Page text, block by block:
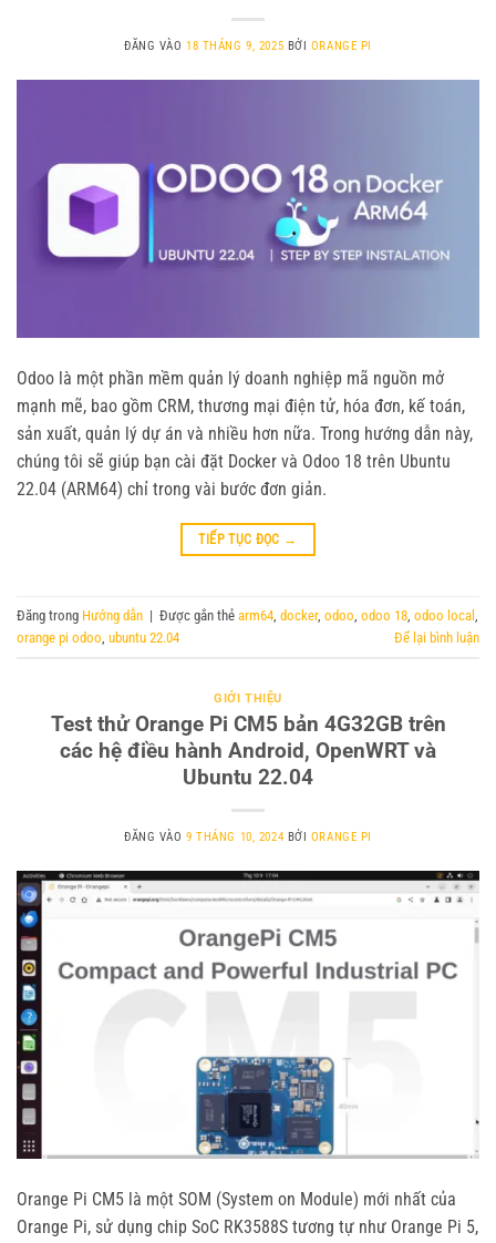
ĐĂNG VÀO18 THÁNG 9, 2025 BỞI ORANGE PI
Odoo là một phần mềm quản lý doanh nghiệp mã nguồn mở
mạnh mẽ, bao gồm CRM, thương mại điện tử, hóa đơn, kế toán,
sản xuất, quản lý dự án và nhiều hơn nữa. Trong hướng dẫn này,
chúng tôi sẽ giúp bạn cài đặt Docker và Odoo 18 trên Ubuntu
22.04 (ARM64) chỉ trong vài bước đơn giản.
TIẾP TỤC ĐỌC →
Đăng trong Hướng dẫn | Được gắn thẻ arm64 docker, odoo odoo 18 odoo local
orange pi odoo ubuntu 22.04 Để lại bình luận
GIỚI THIỆU
Test thử Orange Pi CM5 bản 4G32GB trên
các hệ điều hành Android, OpenWRT và
Ubuntu 22.04
ĐĂNG VÀO9 THÁNG 10, 2024 BỞI ORANGE PI
Orange Pi CM5 là một SOM (System on Module) mới nhất của
Orange Pi, sử dụng chip SoC RK3588S tương tự như Orange Pi 5,